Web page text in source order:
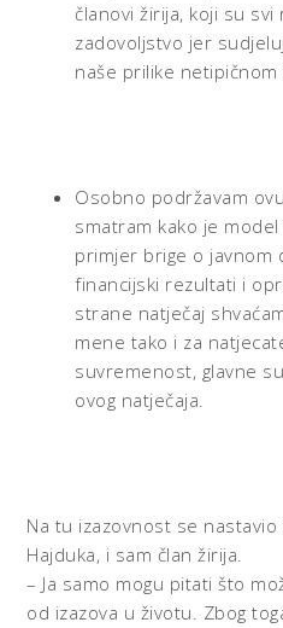
članovi žirija, koji su
zadovoljstvo jer
naše prilike
Osobno podržavam
smatram kako je model
primjer brige o javnom
financijski rezultati i
strane natječaj
mene tako i za
suvremenost, glavne
ovog natječaja.
Na tu izazovnost se nastavio
Hajduka, i sam član žirija.
– Ja samo mogu pitati što
od izazova u životu. Zbog